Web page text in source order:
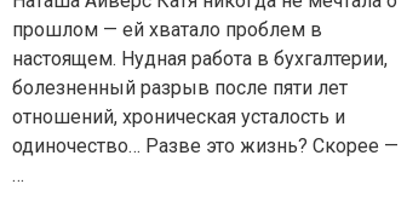
прошлом — ей хватало проблем в
настоящем. Нудная работа в бухгалтерии,
болезненный разрыв после пяти лет
отношений, хроническая усталость и
одиночество… Разве это жизнь? Скорее —
…